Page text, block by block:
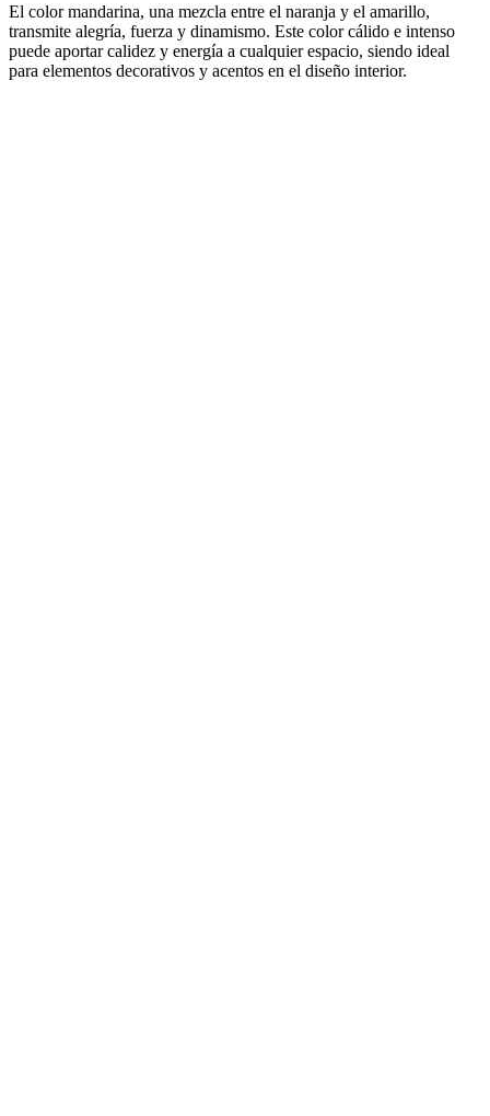
El color mandarina, una mezcla entre el naranja y el amarillo,
transmite alegría, fuerza y dinamismo. Este color cálido e intenso
puede aportar calidez y energía a cualquier espacio, siendo ideal
para elementos decorativos y acentos en el diseño interior.